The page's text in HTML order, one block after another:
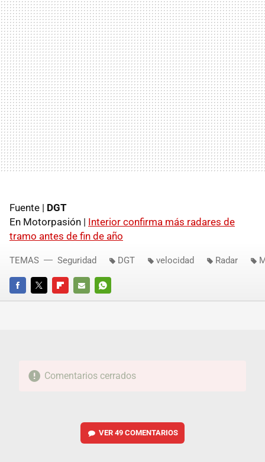
Fuente | DGT
En Motorpasión | Interior confirma más radares de
tramo antes de fin de año
FACEBOOKTWITTERFLIPBOARD
E-
WHATSAPP
TEMAS Seguridad DGT velocidad Radar
Comentarios cerrados
VER 49 COMENTARIOS